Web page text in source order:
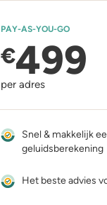
PAY-AS-YOU-GO
€499
per adres
Snel & makkelijk
geluidsberekening
Het beste advies